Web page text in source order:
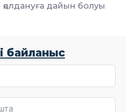
дайын болуы
байланыс